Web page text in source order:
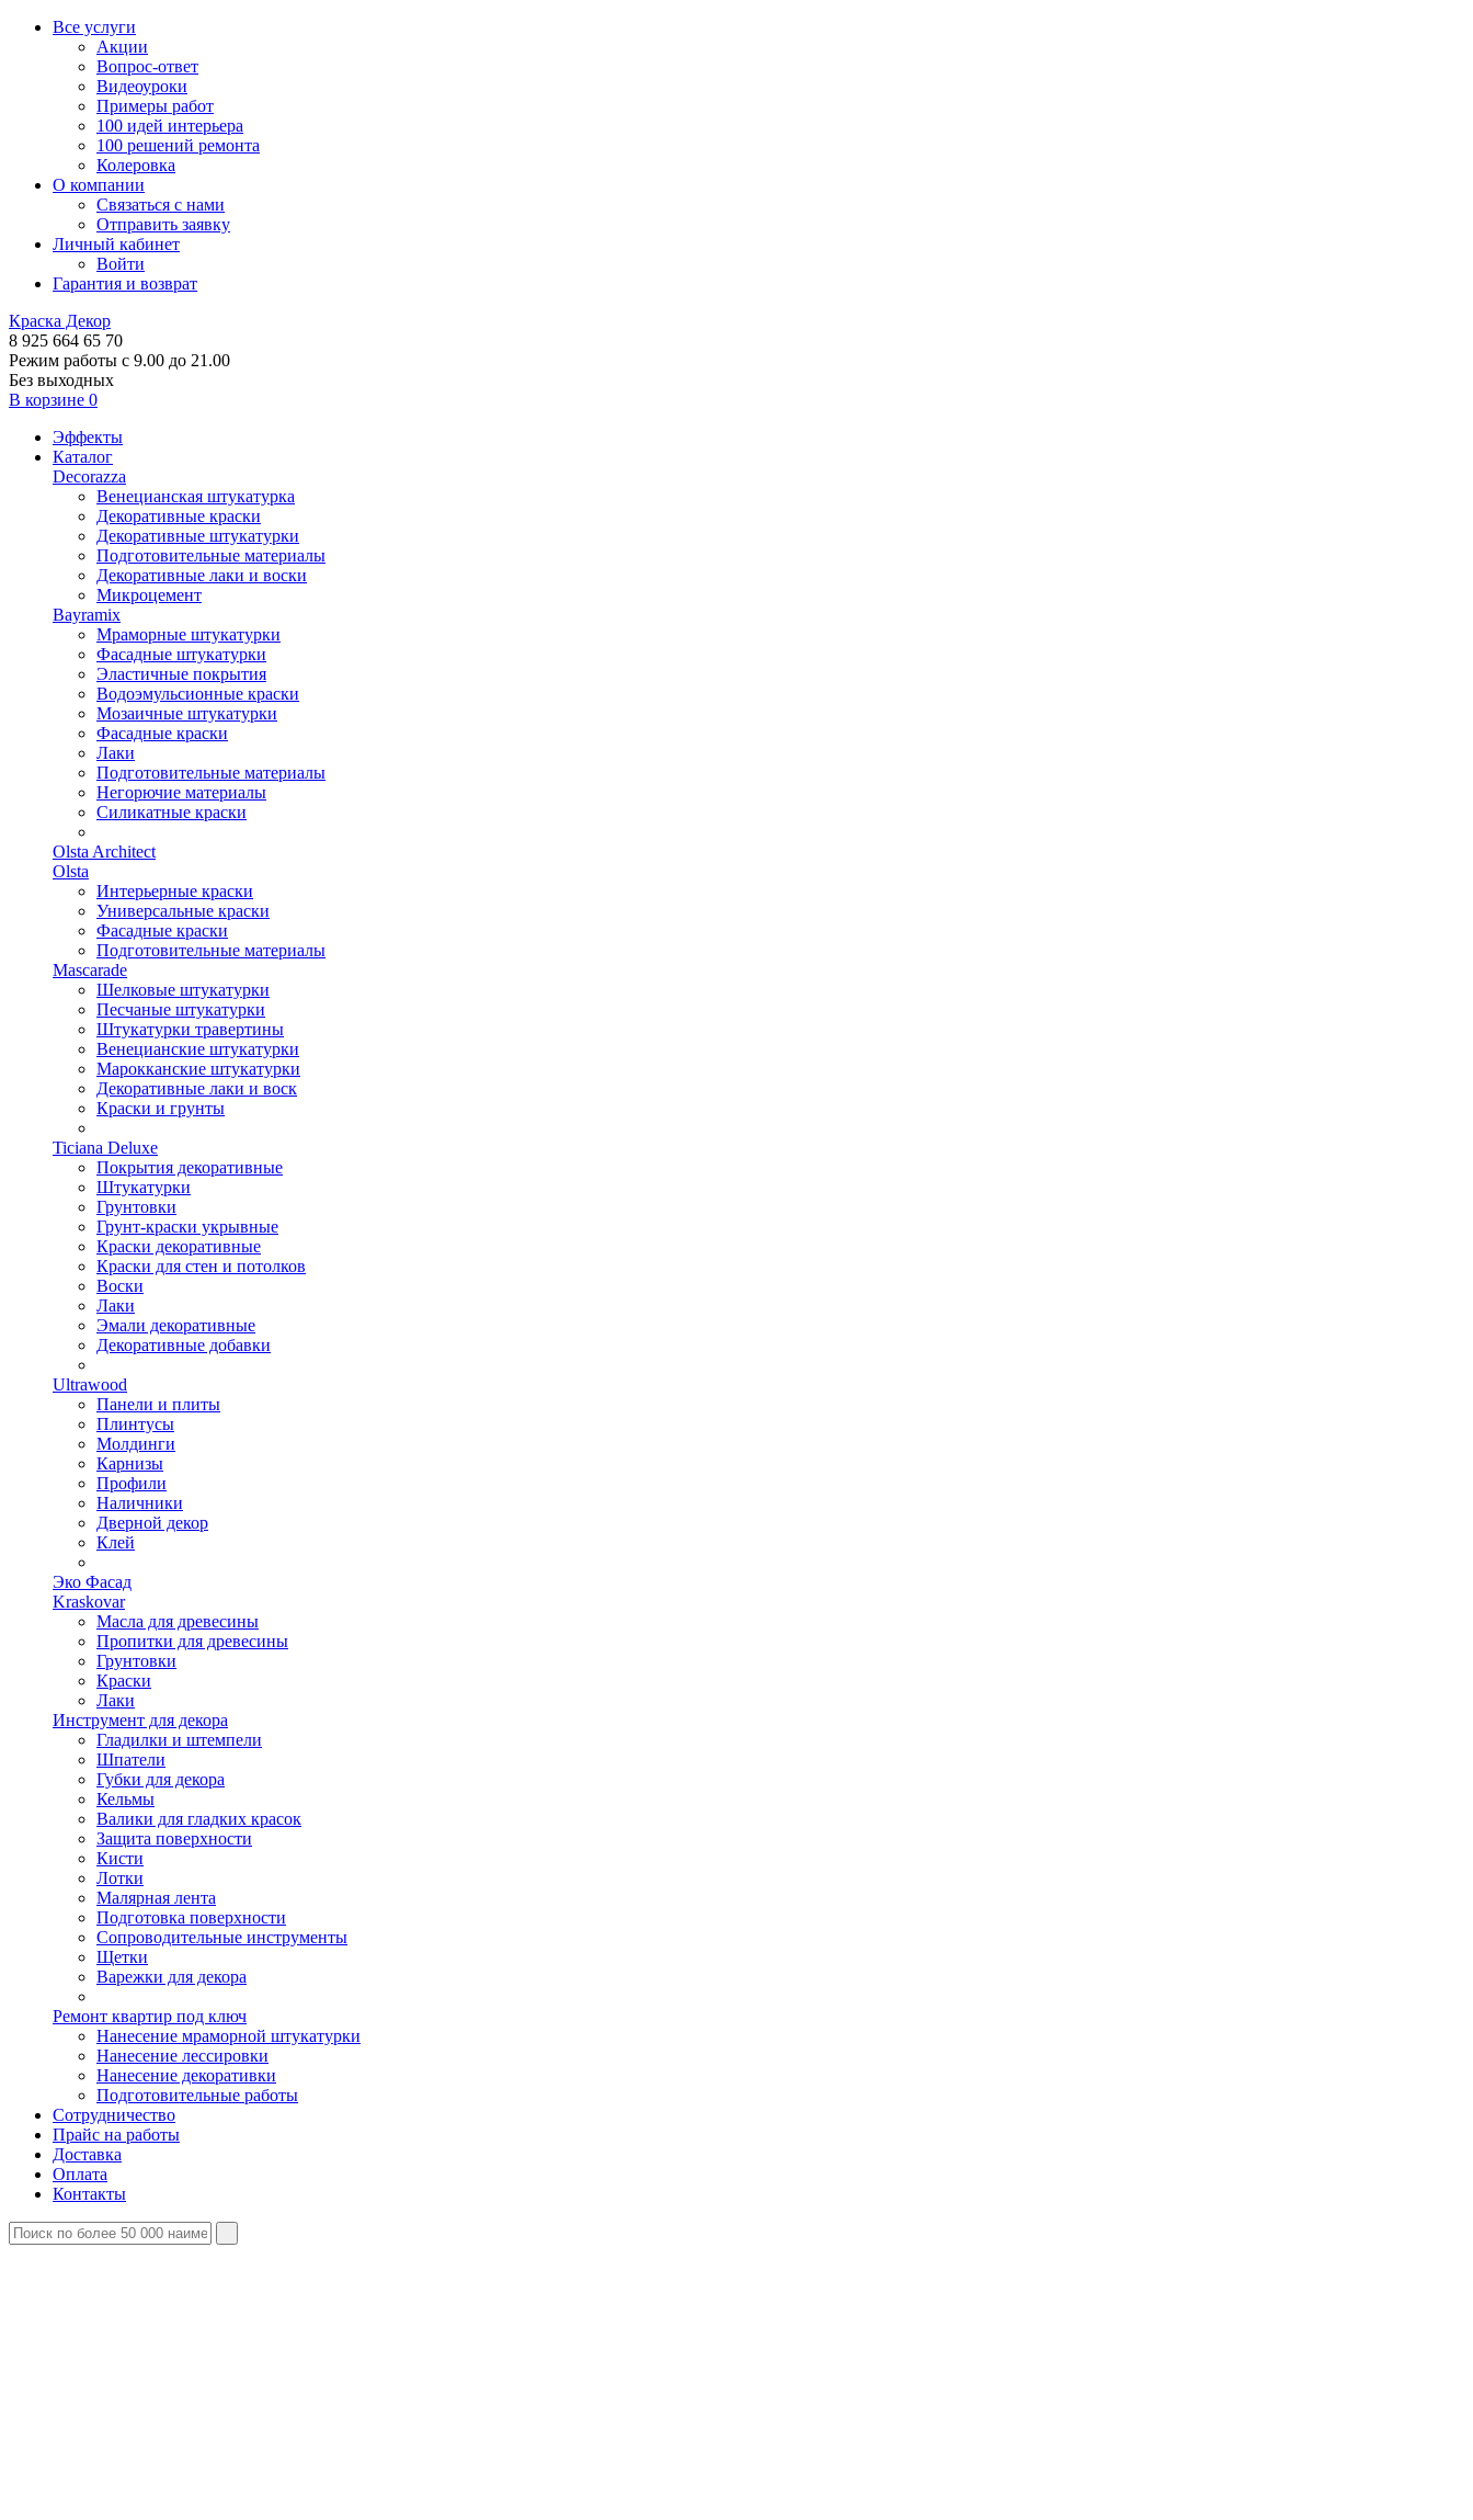
Все услуги
Акции
Вопрос-ответ
Видеоуроки
Примеры работ
100 идей интерьера
100 решений ремонта
Колеровка
О компании
Связаться с нами
Отправить заявку
Личный кабинет
Войти
Гарантия и возврат
Краска Декор
8 925 664 65 70
Режим работы с 9.00 до 21.00
Без выходных
В корзине 0
Эффекты
Каталог
Decorazza
Венецианская штукатурка
Декоративные краски
Декоративные штукатурки
Подготовительные материалы
Декоративные лаки и воски
Микроцемент
Bayramix
Мраморные штукатурки
Фасадные штукатурки
Эластичные покрытия
Водоэмульсионные краски
Мозаичные штукатурки
Фасадные краски
Лаки
Подготовительные материалы
Негорючие материалы
Силикатные краски
Olsta Architect
Olsta
Интерьерные краски
Универсальные краски
Фасадные краски
Подготовительные материалы
Mascarade
Шелковые штукатурки
Песчаные штукатурки
Штукатурки травертины
Венецианские штукатурки
Марокканские штукатурки
Декоративные лаки и воск
Краски и грунты
Ticiana Deluxe
Покрытия декоративные
Штукатурки
Грунтовки
Грунт-краски укрывные
Краски декоративные
Краски для стен и потолков
Воски
Лаки
Эмали декоративные
Декоративные добавки
Ultrawood
Панели и плиты
Плинтусы
Молдинги
Карнизы
Профили
Наличники
Дверной декор
Клей
Эко Фасад
Kraskovar
Масла для древесины
Пропитки для древесины
Грунтовки
Краски
Лаки
Инструмент для декора
Гладилки и штемпели
Шпатели
Губки для декора
Кельмы
Валики для гладких красок
Защита поверхности
Кисти
Лотки
Малярная лента
Подготовка поверхности
Сопроводительные инструменты
Щетки
Варежки для декора
Ремонт квартир под ключ
Нанесение мраморной штукатурки
Нанесение лессировки
Нанесение декоративки
Подготовительные работы
Сотрудничество
Прайс на работы
Доставка
Оплата
Контакты